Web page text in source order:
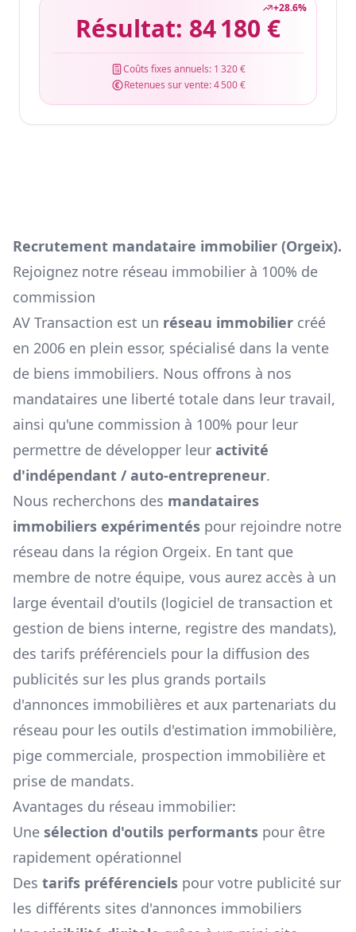
+28.6%
Résultat: 84 180 €
Coûts fixes annuels: 1 320 €
Retenues sur vente:4 500 €
Recrutement mandataire immobilier (Orgeix).
Rejoignez notre réseau immobilier à 100% de
commission
AV Transaction est un réseau immobilier créé
en 2006 en plein essor, spécialisé dans la vente
de biens immobiliers. Nous offrons à nos
mandataires une liberté totale dans leur travail,
ainsi qu'une commission à 100% pour leur
permettre de développer leur activité
d'indépendant / auto-entrepreneur.
Nous recherchons des mandataires
immobiliers expérimentés pour rejoindre notre
réseau dans la région Orgeix. En tant que
membre de notre équipe, vous aurez accès à un
large éventail d'outils (logiciel de transaction et
gestion de biens interne, registre des mandats),
des tarifs préférenciels pour la diffusion des
publicités sur les plus grands portails
d'annonces immobilières et aux partenariats du
réseau pour les outils d'estimation immobilière,
pige commerciale, prospection immobilière et
prise de mandats.
Avantages du réseau immobilier:
Une sélection d'outils performants pour être
rapidement opérationnel
Des tarifs préférenciels pour votre publicité sur
les différents sites d'annonces immobiliers